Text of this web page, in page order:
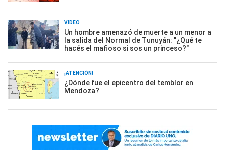
VIDEO
Un hombre amenazó de muerte a un menor a
la salida del Normal de Tunuyán: "¿Qué te
hacés el mafioso si sos un princeso?"
¡ATENCIÓN!
¿Dónde fue el epicentro del temblor en
Mendoza?